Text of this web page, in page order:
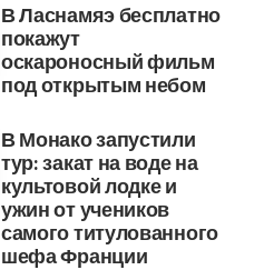
В Ласнамяэ бесплатно
покажут
оскароносный фильм
под открытым небом
В Монако запустили
тур: закат на воде на
культовой лодке и
ужин от учеников
самого титулованного
шефа Франции